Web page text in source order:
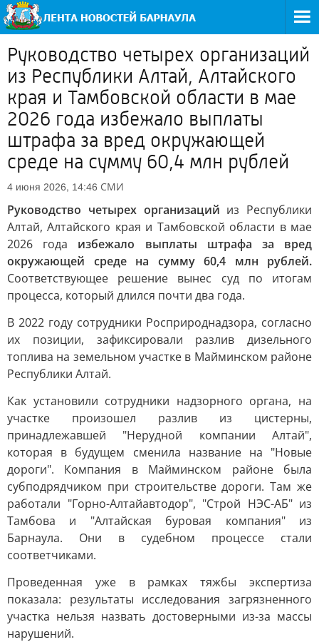
Руководство четырех организаций
из Республики Алтай, Алтайского
края и Тамбовской области в мае
2026 года избежало выплаты
штрафа за вред окружающей
среде на сумму 60,4 млн рублей
4 июня 2026, 14:46 СМИ
Руководство четырех организаций из Республики
Алтай, Алтайского края и Тамбовской области в мае
2026 года избежало выплаты штрафа за вред
окружающей среде на сумму 60,4 млн рублей.
Соответствующее решение вынес суд по итогам
процесса, который длился почти два года.
В 2022 году сотрудники Росприроднадзора, согласно
их позиции, зафиксировали разлив дизельного
топлива на земельном участке в Майминском районе
Республики Алтай.
Как установили сотрудники надзорного органа, на
участке произошел разлив из цистерны,
принадлежавшей "Нерудной компании Алтай",
которая в будущем сменила название на "Новые
дороги". Компания в Майминском районе была
субподрядчиком при строительстве дороги. Там же
работали "Горно-Алтайавтодор", "Строй НЭС-АБ" из
Тамбова и "Алтайская буровая компания" из
Барнаула. Они в судебном процессе стали
соответчиками.
Проведенная уже в рамках тяжбы экспертиза
показала: результаты исследования загрязненного
участка нельзя назвать достоверными из-за массы
нарушений.